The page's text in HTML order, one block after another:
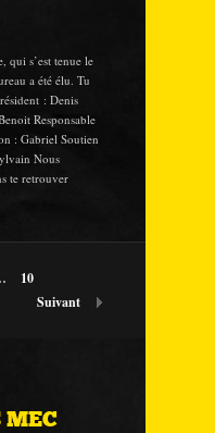
qui s’est tenue le
a été élu. Tu
: Denis
Responsable
: Gabriel Soutien
Nous
te retrouver
10
Suivant
MEC